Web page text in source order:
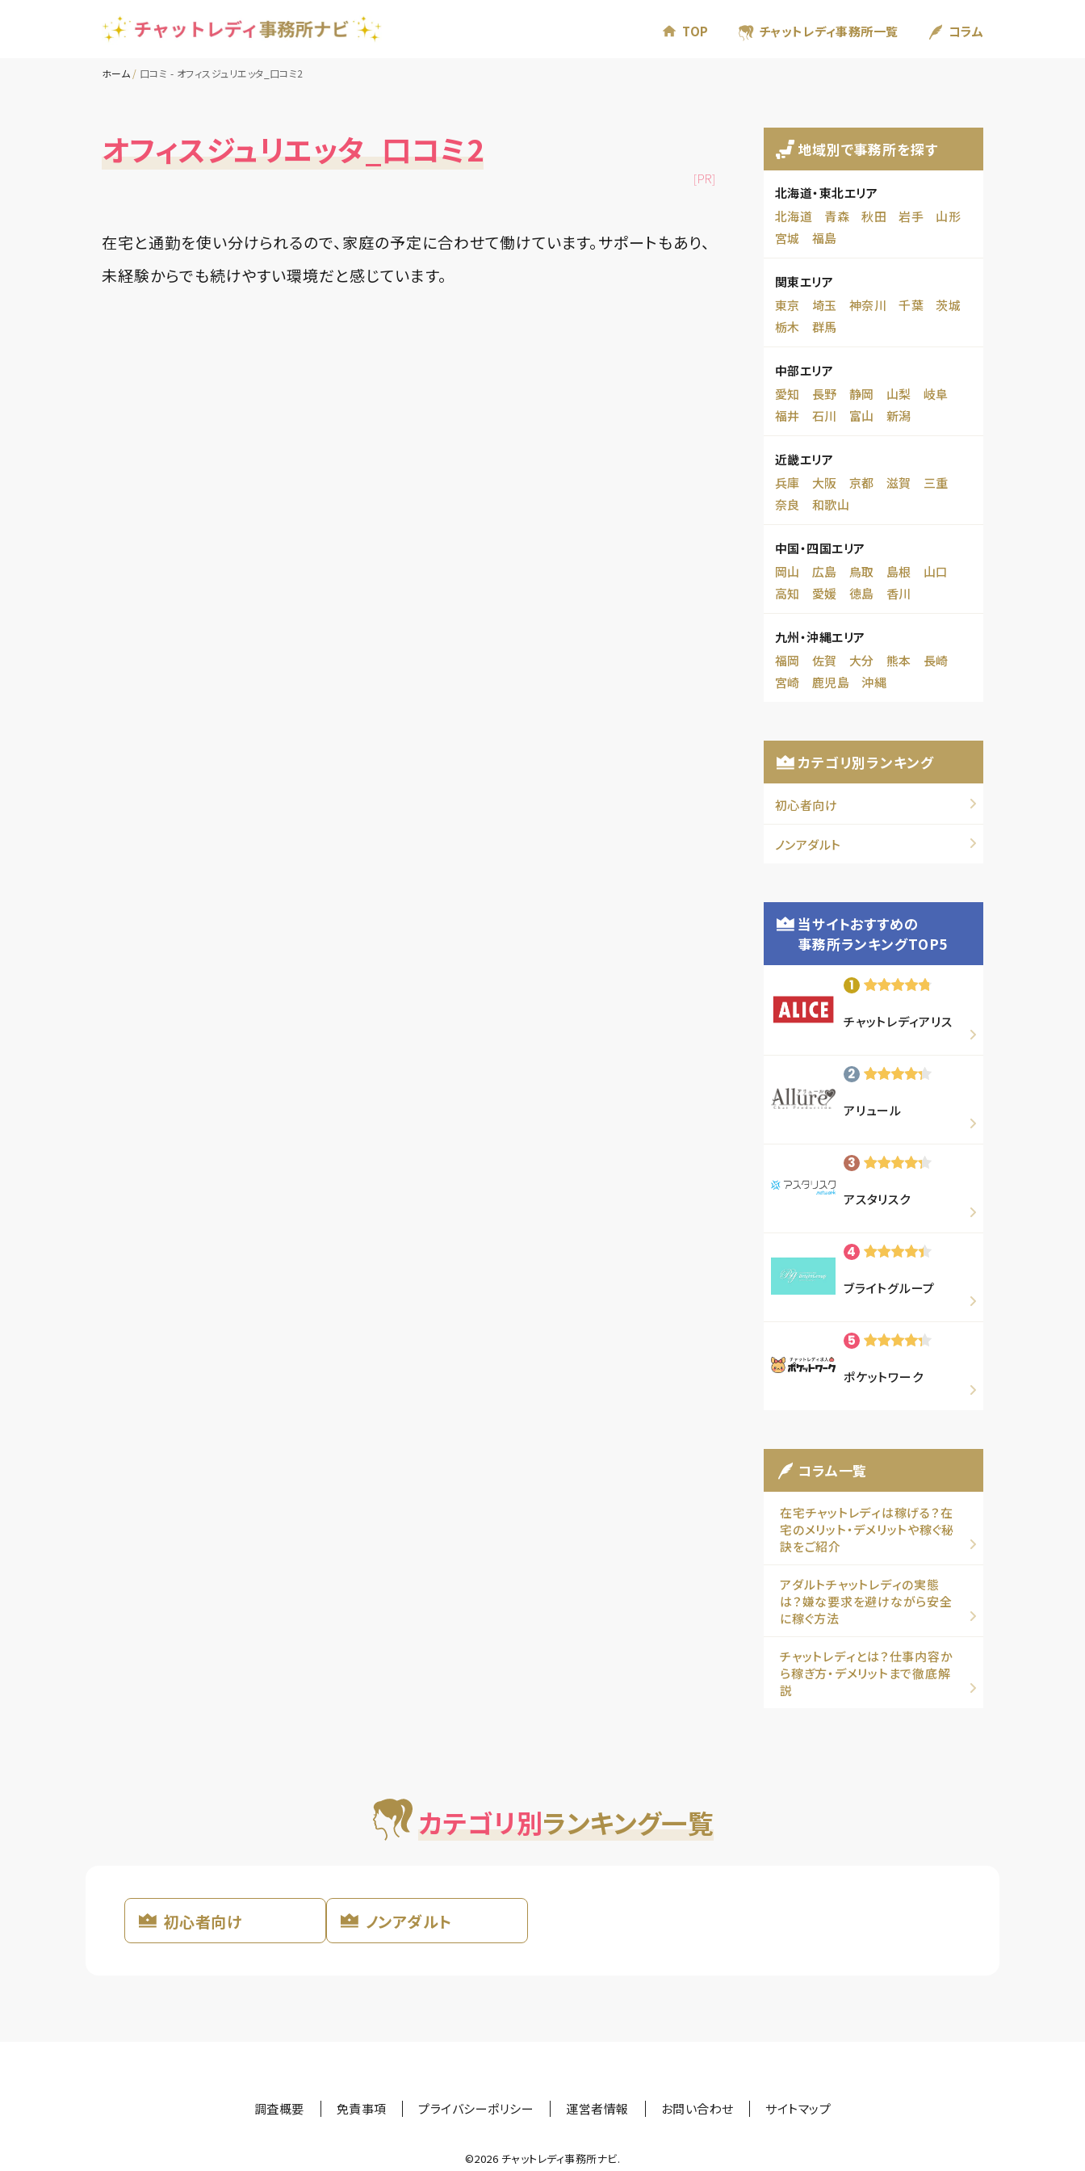
TOP チャットレディ事務所一覧 コラム
ホーム 口コミ - オフィスジュリエッタ_口コミ2
オフィスジュリエッタ_口コミ2
[PR]
在宅と通勤を使い分けられるので、家庭の予定に合わせて働けています。サポートもあり、
未経験からでも続けやすい環境だと感じています。
地域別で事務所を探す
北海道・東北エリア
北海道
青森 秋田 岩手
山形
宮城
福島
関東エリア
東京
埼玉 神奈川 千葉
茨城
栃木
群馬
中部エリア
愛知
長野 静岡 山梨
岐阜
福井
石川 富山 新潟
近畿エリア
兵庫
大阪 京都 滋賀
三重
奈良
和歌山
中国・四国エリア
岡山
広島 鳥取 島根
山口
高知
愛媛 徳島 香川
九州・沖縄エリア
福岡
佐賀 大分 熊本
長崎
宮崎
鹿児島 沖縄
カテゴリ別ランキング
初心者向け
ノンアダルト
当サイトおすすめの
事務所ランキングTOP5
チャットレディアリス
アリュール
アスタリスク
ブライトグループ
ポケットワーク
コラム一覧
在宅チャットレディは稼げる？在
宅のメリット・デメリットや稼ぐ秘
訣をご紹介
アダルトチャットレディの実態
は？嫌な要求を避けながら安全
に稼ぐ方法
チャットレディとは？仕事内容か
ら稼ぎ方・デメリットまで徹底解
説
カテゴリ別ランキング一覧
初心者向け ノンアダルト
調査概要 免責事項 プライバシーポリシー 運営者情報 お問い合わせ サイトマップ
©︎2026 チャットレディ事務所ナビ.